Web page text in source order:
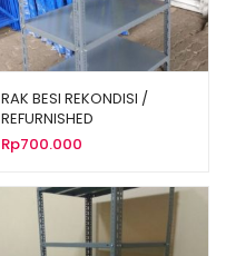
RAK BESI REKONDISI /
REFURNISHED
Rp700.000